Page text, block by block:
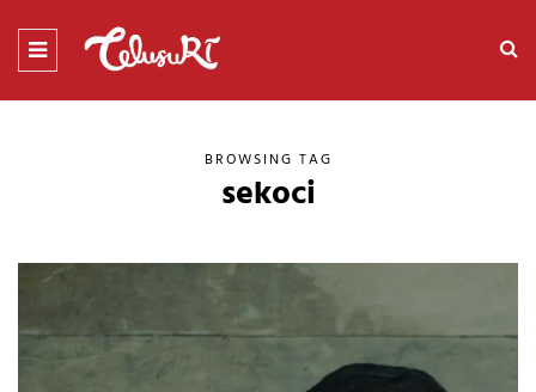
BROWSING TAG
sekoci